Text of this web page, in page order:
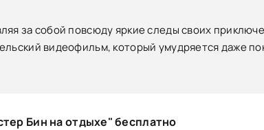
за собой повсюду яркие следы своих
видеофильм, который умудряется даже
Бин на отдыхе" бесплатно